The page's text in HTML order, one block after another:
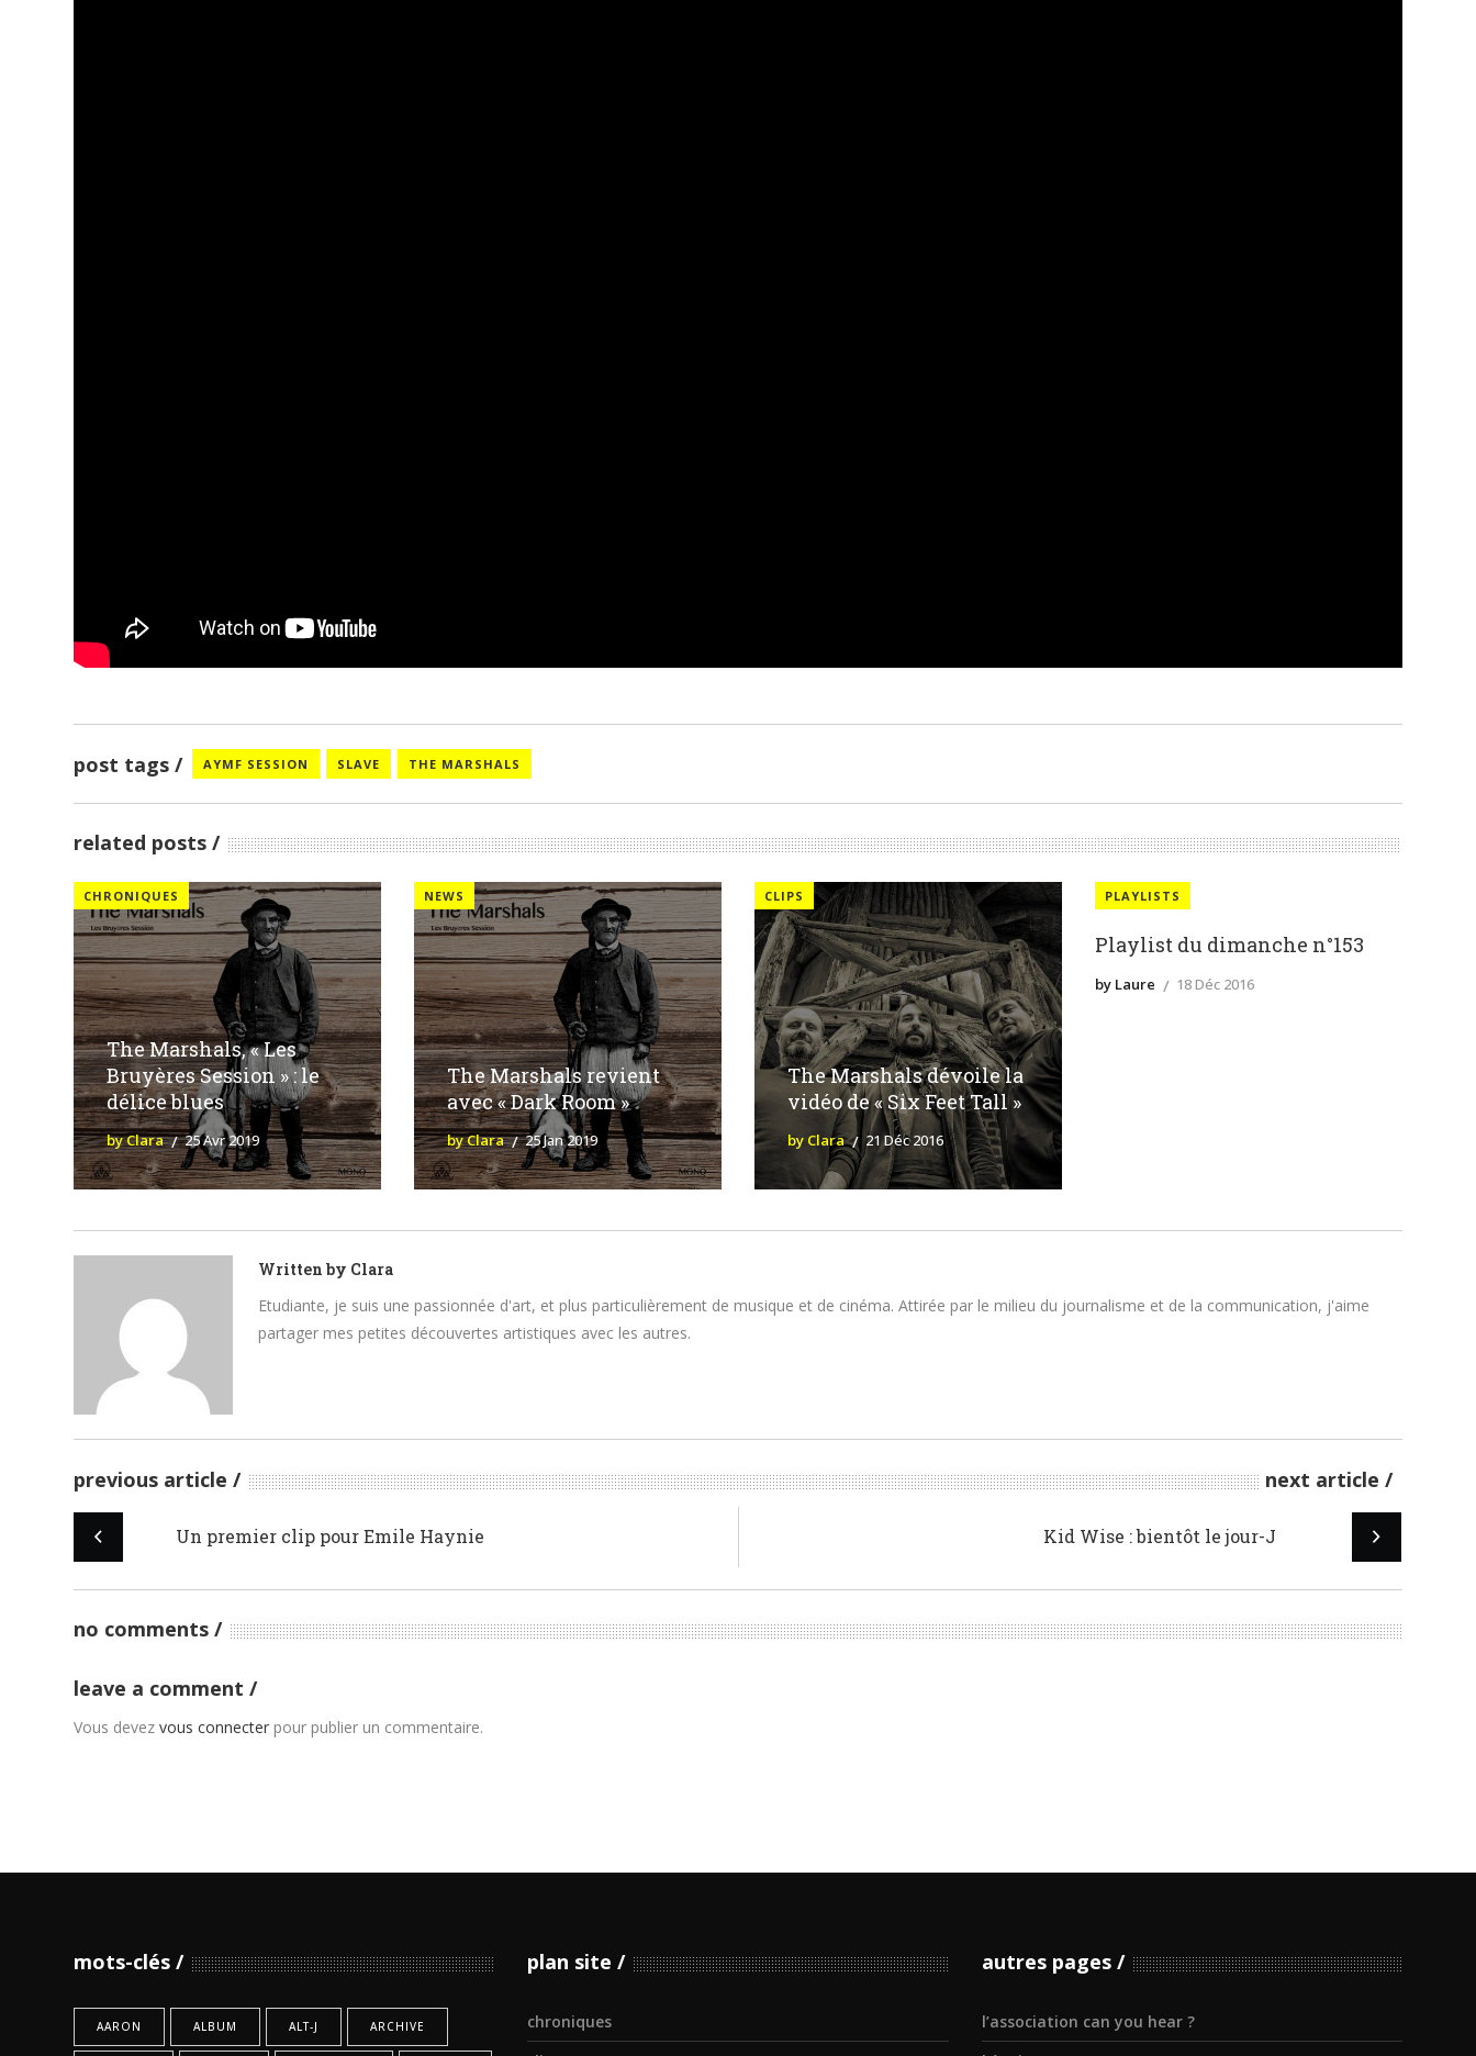
post tags AYMF SESSION SLAVE THE MARSHALS
related posts
CHRONIQUES
The Marshals, « Les
Bruyères Session » : le
délice blues
by Clara 25 Avr 2019
NEWS
The Marshals revient
avec « Dark Room »
by Clara 25 Jan 2019
CLIPS
The Marshals dévoile la
vidéo de « Six Feet Tall »
by Clara 21 Déc 2016
PLAYLISTS
Playlist du dimanche n°153
by Laure 18 Déc 2016
Written by Clara
Etudiante, je suis une passionnée d'art, et plus particulièrement de musique et de cinéma. Attirée par le milieu du journalisme et de la communication, j'aime
partager mes petites découvertes artistiques avec les autres.
previous article next article
Un premier clip pour Emile Haynie Kid Wise : bientôt le jour-J
no comments
leave a comment
Vous devezvous connecter pour publier un commentaire.
mots-clés
AARON ALBUM ALT-J ARCHIVE
plan site
chroniques
autres pages
l’association can you hear ?